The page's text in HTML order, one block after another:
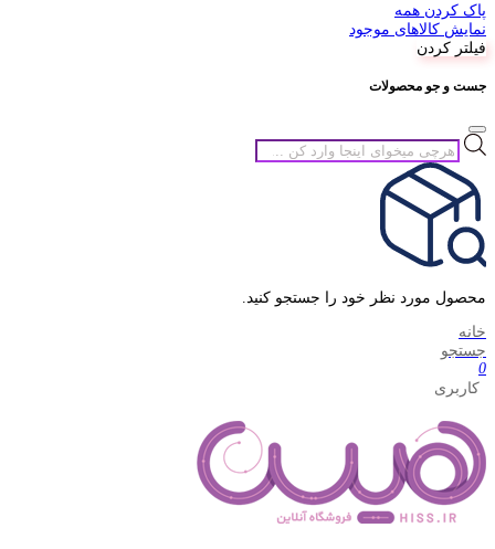
پاک کردن همه
نمایش کالاهای موجود
فیلتر کردن
جست و جو محصولات
جستجوی
محصولات
محصول مورد نظر خود را جستجو کنید.
خانه
جستجو
0
کاربری